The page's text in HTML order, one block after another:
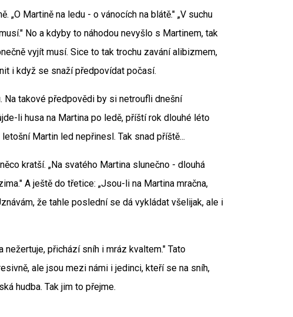
Martině na ledu - o vánocích na blátě." „V suchu
No a kdyby to náhodou nevyšlo s Martinem, tak
vyjít musí. Sice to tak trochu zavání alibizmem,
i když se snaží předpovídat počasí.
Na takové předpovědi by si netroufli dnešní
li husa na Martina po ledě, příští rok dlouhé léto
Martin led nepřinesl. Tak snad příště...
kratší. „Na svatého Martina slunečno - dlouhá
A ještě do třetice: „Jsou-li na Martina mračna,
že tahle poslední se dá vykládat všelijak, ale i
nežertuje, přichází sníh i mráz kvaltem." Tato
ale jsou mezi námi i jedinci, kteří se na sníh,
hudba. Tak jim to přejme.